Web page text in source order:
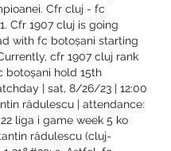
Cfr cluj - fc
Cfr 1907 cluj is going
with fc botoșani starting
cfr 1907 cluj rank
botoșani hold 15th
| sat, 8/26/23 | 12:00
rădulescu | attendance:
liga i game week 5 ko
rădulescu (cluj-